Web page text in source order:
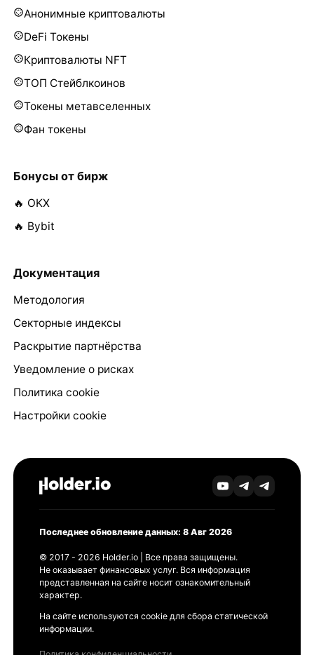
Анонимные криптовалюты
DeFi Токены
Криптовалюты NFT
ТОП Стейблкоинов
Токены метавселенных
Фан токены
Бонусы от бирж
🔥 OKX
🔥 Bybit
Документация
Методология
Секторные индексы
Раскрытие партнёрства
Уведомление о рисках
Политика cookie
Настройки cookie
Последнее обновление данных: 8 Авг 2026
© 2017 - 2026 Holder.io | Все права защищены.
Не оказывает финансовых услуг. Вся информация
представленная на сайте носит ознакомительный
характер.
На сайте используются cookie для сбора статической
информации.